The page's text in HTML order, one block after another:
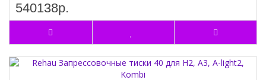
540138р.